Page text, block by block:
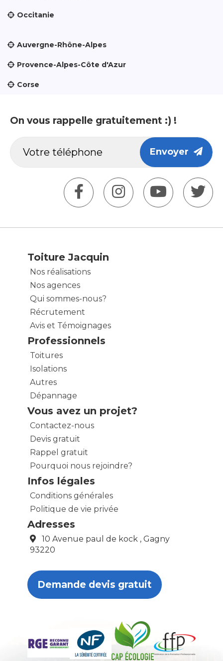
Occitanie
Auvergne-Rhône-Alpes
Provence-Alpes-Côte d'Azur
Corse
On vous rappelle gratuitement :) !
Envoyer
Toiture Jacquin
Nos réalisations
Nos agences
Qui sommes-nous?
Récrutement
Avis et Témoignages
Professionnels
Toitures
Isolations
Autres
Dépannage
Vous avez un projet?
Contactez-nous
Devis gratuit
Rappel gratuit
Pourquoi nous rejoindre?
Infos légales
Conditions générales
Politique de vie privée
Adresses
10 Avenue paul de kock , Gagny
93220
Demande devis gratuit